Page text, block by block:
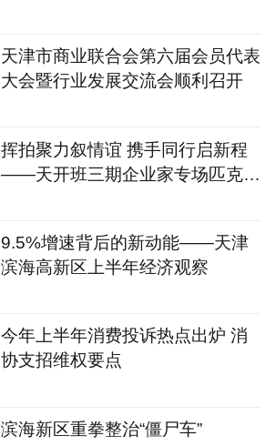
天津市商业联合会第六届会员代表
大会暨行业发展交流会顺利召开
挥拍聚力叙情谊 携手同行启新程
——天开班三期企业家专场匹克球
9.5%增速背后的新动能——天津
滨海高新区上半年经济观察
今年上半年消费投诉热点出炉 消
协支招维权要点
滨海新区重拳整治“僵尸车”